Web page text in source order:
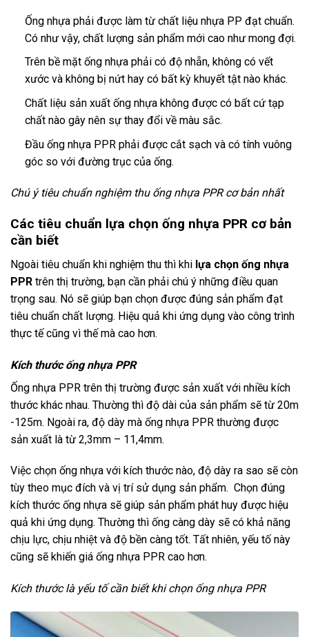
Ống nhựa phải được làm từ chất liệu nhựa PP đạt chuẩn.
Có như vậy, chất lượng sản phẩm mới cao như mong đợi.
Trên bề mặt ống nhựa phải có độ nhẵn, không có vết
xước và không bị nứt hay có bất kỳ khuyết tật nào khác.
Chất liệu sản xuất ống nhựa không được có bất cứ tạp
chất nào gây nên sự thay đổi về màu sắc.
Đầu ống nhựa PPR phải được cắt sạch và có tính vuông
góc so với đường trục của ống.
Chú ý tiêu chuẩn nghiệm thu ống nhựa PPR cơ bản nhất
Các tiêu chuẩn lựa chọn ống nhựa PPR cơ bản
cần biết
Ngoài tiêu chuẩn khi nghiệm thu thì khi lựa chọn ống nhựa
PPR trên thị trường, bạn cần phải chú ý những điều quan
trọng sau. Nó sẽ giúp bạn chọn được đúng sản phẩm đạt
tiêu chuẩn chất lượng. Hiệu quả khi ứng dụng vào công trình
thực tế cũng vì thế mà cao hơn.
Kích thước ống nhựa PPR
Ống nhựa PPR trên thị trường được sản xuất với nhiều kích
thước khác nhau. Thường thì độ dài của sản phẩm sẽ từ 20m
-125m. Ngoài ra, độ dày mà ống nhựa PPR thường được
sản xuất là từ 2,3mm – 11,4mm.
Việc chọn ống nhựa với kích thước nào, độ dày ra sao sẽ còn
tùy theo mục đích và vị trí sử dụng sản phẩm. Chọn đúng
kích thước ống nhựa sẽ giúp sản phẩm phát huy được hiệu
quả khi ứng dụng. Thường thì ống càng dày sẽ có khả năng
chịu lực, chịu nhiệt và độ bền càng tốt. Tất nhiên, yếu tố này
cũng sẽ khiến giá ống nhựa PPR cao hơn.
Kích thước là yếu tố cần biết khi chọn ống nhựa PPR